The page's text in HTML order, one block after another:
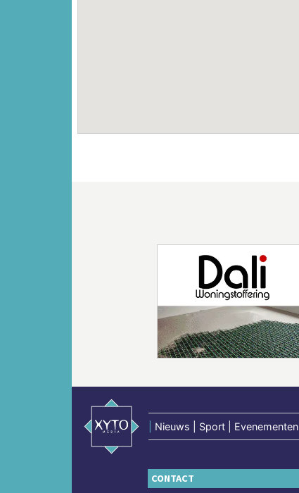
Nieuws | Sport | Evenementen
CONTACT